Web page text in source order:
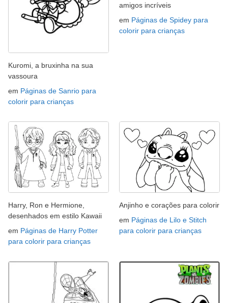
Kuromi, a bruxinha na sua
vassoura
em Páginas de Sanrio para
colorir para crianças
amigos incríveis
em Páginas de Spidey para
colorir para crianças
Harry, Ron e Hermione,
desenhados em estilo Kawaii
em Páginas de Harry Potter
para colorir para crianças
Anjinho e corações para colorir
em Páginas de Lilo e Stitch
para colorir para crianças